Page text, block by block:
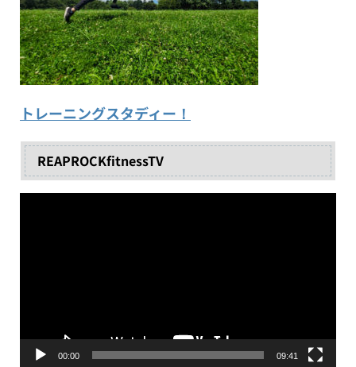
トレーニングスタディー！
REAPROCKfitnessTV
00:00 09:41